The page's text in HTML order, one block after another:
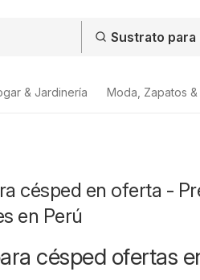
& Jardinería Moda, Zapatos
césped en oferta -
en Perú
césped ofertas